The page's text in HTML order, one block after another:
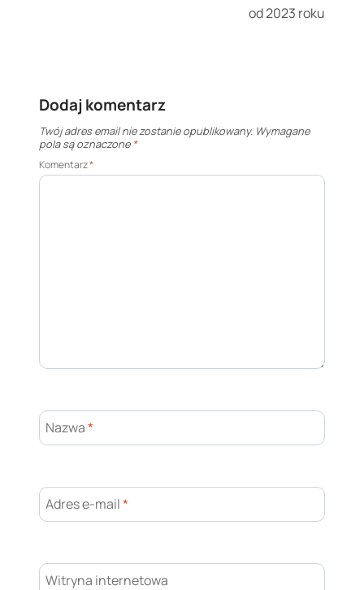
od 2023 roku
Dodaj komentarz
Twój adres email nie zostanie opublikowany. Wymagane
pola są oznaczone *
Komentarz*
Nazwa*
Adres e-mail*
Witryna internetowa